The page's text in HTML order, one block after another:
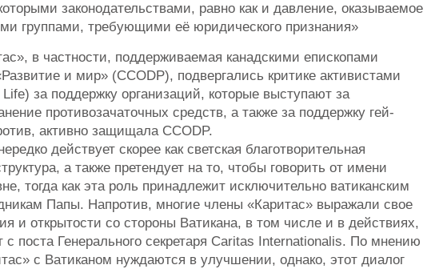
законодательствами, равно как и давление, оказываемое
группами, требующими её юридического признания»
в частности, поддерживаемая канадскими епископами
и мир» (CCODP), подвергались критике активистами
за поддержку организаций, которые выступают за
противозачаточных средств, а также за поддержку гей-
активно защищала CCODP.
действует скорее как светская благотворительная
а также претендует на то, чтобы говорить от имени
тогда как эта роль принадлежит исключительно ватиканским
Папы. Напротив, многие члены «Каритас» выражали свое
и открытости со стороны Ватикана, в том числе и в действиях,
поста Генерального секретаря Caritas Internationalis. По мнению
с Ватиканом нуждаются в улучшении, однако, этот диалог